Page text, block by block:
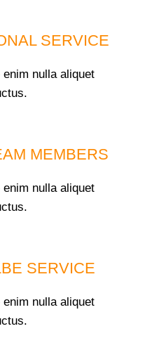
SERVICE
nulla aliquet
MEMBERS
nulla aliquet
SERVICE
nulla aliquet